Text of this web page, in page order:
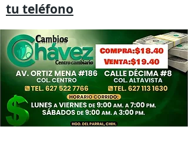
tu teléfono